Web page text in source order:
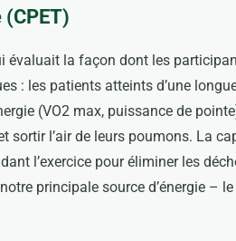
évaluait la façon dont les
: les patients atteints d’une
(VO2 max, puissance de
sortir l’air de leurs poumons. La
l’exercice pour éliminer les
principale source d’énergie –